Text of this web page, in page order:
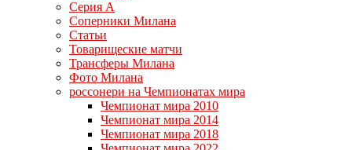
Серия А
Соперники Милана
Статьи
Товарищеские матчи
Трансферы Милана
Фото Милана
россонери на Чемпионатах мира
Чемпионат мира 2010
Чемпионат мира 2014
Чемпионат мира 2018